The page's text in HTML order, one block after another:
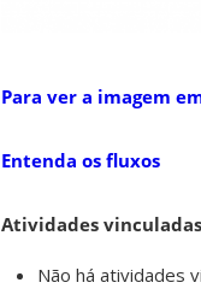
Para ver a imagem
Entenda os fluxos
Atividades
Não há atividades